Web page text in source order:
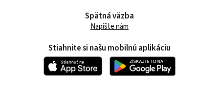
Spätná väzba
Napíšte nám
Stiahnite si našu mobilnú aplikáciu